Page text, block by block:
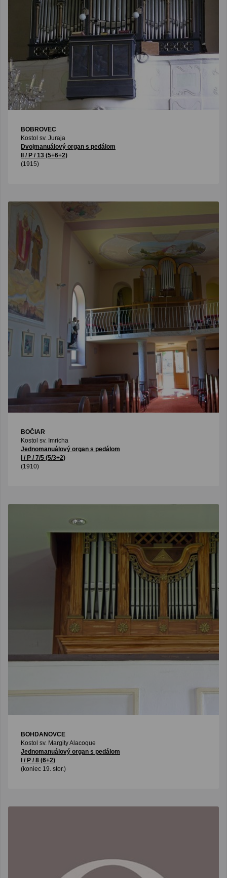
BOBROVEC
Kostol sv. Juraja
Dvojmanuálový organ s pedálom
II / P / 13 (5+6+2)
(1915)
BOČIAR
Kostol sv. Imricha
Jednomanuálový organ s pedálom
I / P / 7/5 (5/3+2)
(1910)
BOHDANOVCE
Kostol sv. Margity Alacoque
Jednomanuálový organ s pedálom
I / P / 8 (6+2)
(koniec 19. stor.)